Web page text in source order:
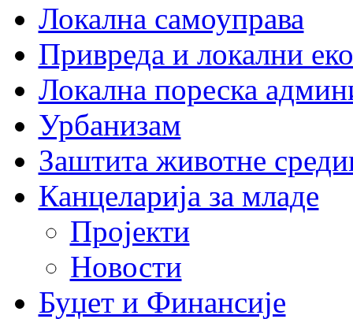
Локална самоуправа
Привреда и локални
Локална пореска
Урбанизам
Заштита животне
Канцеларија за младе
Пројекти
Новости
Буџет и Финансије